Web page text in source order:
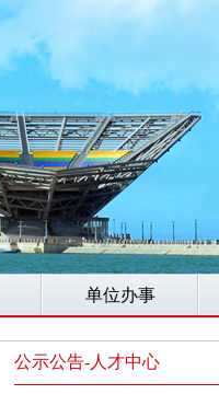
单位办事
公示公告-人才中心